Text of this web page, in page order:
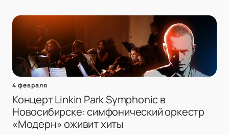
4 февраля
Концерт Linkin Park Symphonic в
Новосибирске: симфонический оркестр
«Модерн» оживит хиты